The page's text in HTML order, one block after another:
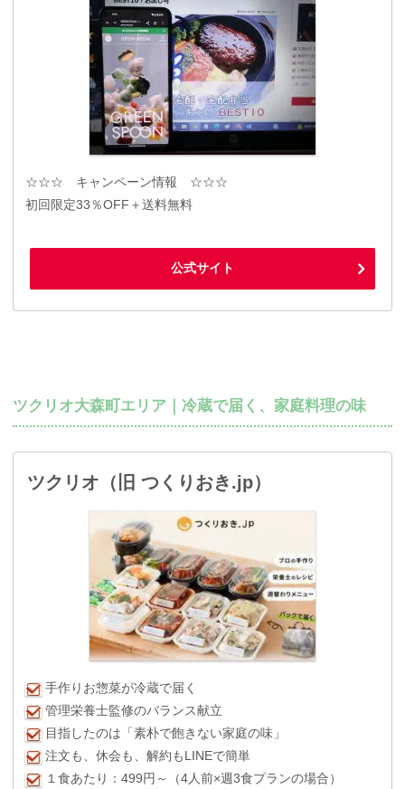
☆☆☆ キャンペーン情報 ☆☆☆
初回限定33％OFF＋送料無料
公式サイト
ツクリオ大森町エリア｜冷蔵で届く、家庭料理の味
ツクリオ（旧 つくりおき.jp）
手作りお惣菜が冷蔵で届く
管理栄養士監修のバランス献立
目指したのは「素朴で飽きない家庭の味」
注文も、休会も、解約もLINEで簡単
１食あたり：499円～（4人前×週3食プランの場合）